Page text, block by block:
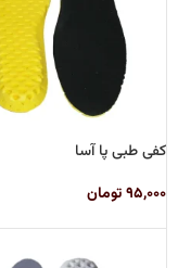
کفی طبی پا آسا
۹۵,۰۰۰تومان